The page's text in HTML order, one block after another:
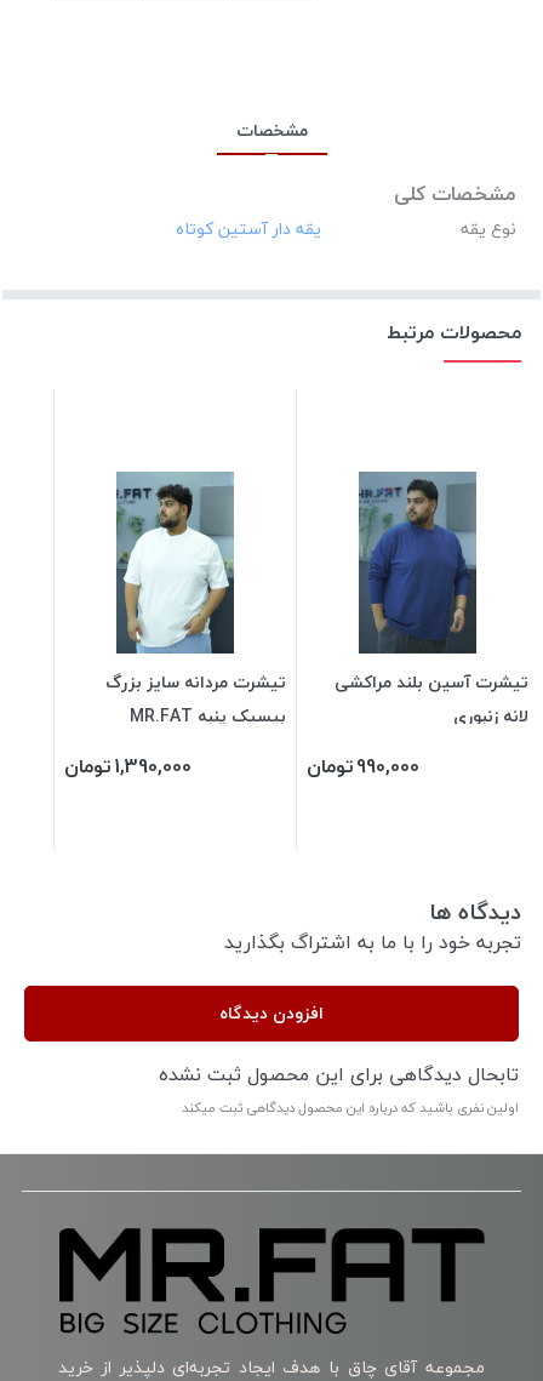
مشخصات
مشخصات کلی
نوع یقه
محصولات مرتبط
تیشرت آسین بلند مراکشی
لانه زنبوری
990,000تومان
تیشرت مردانه سایز بزرگ
بیسیک پنبه MR.FAT
1,390,000تومان
دیدگاه ها
تجربه خود را با ما به اشتراگ بگذارید
افزودن دیدگاه
تابحال دیدگاهی برای این محصول ثبت نشده
اولین نفری باشید که درباره این محصول دیدگاهی ثبت میکند
مجموعه آقای چاق با هدف ایجاد تجربه‌ای دلپذیر از خرید